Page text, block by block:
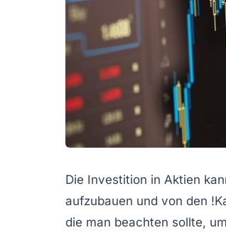
Die Investition in Aktien
aufzubauen und von den
die man beachten sollte,